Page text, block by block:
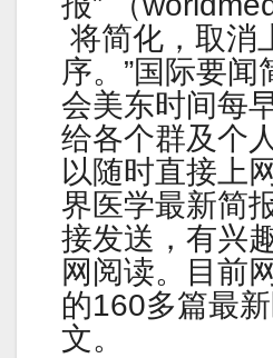
将简化，取消
序。”国际要闻
会美东时间每
给各个群及个
以随时直接上
界医学最新简
接发送，有兴
网阅读。目前
的160多篇最
文。